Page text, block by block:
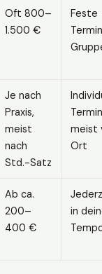
Oft 800–
1.500 €
Feste
Je nach
Praxis,
meist
nach
Std.-Satz
meist
Ort
Ab ca.
200–
400 €
in